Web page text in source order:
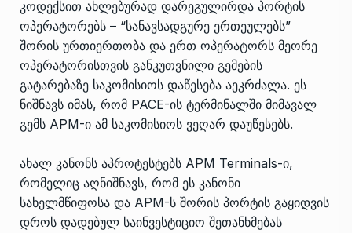
კოდექსით ახლებურად დარეგულირდა პორტის
ოპერატორებს – “სანავსადგურე ერთეულებს”
შორის ურთიერთობა და ერთ ოპერატორს მეორე
ოპერატორისთვის განკუთვნილი გემების
გატარებაზე საკომისიოს დაწესება აეკრძალა. ეს
ნიშნავს იმას, რომ PACE-ის ტერმინალში მიმავალ
გემს APM-ი ამ საკომისიოს ვეღარ დაუწესებს.
ახალ კანონს აპროტესტებს APM Terminals-ი,
რომელიც აღნიშნავს, რომ ეს კანონი
სახელმწიფოსა და APM-ს შორის პორტის გაყიდვის
დროს დადებულ საინვესტიციო შეთანხმებას